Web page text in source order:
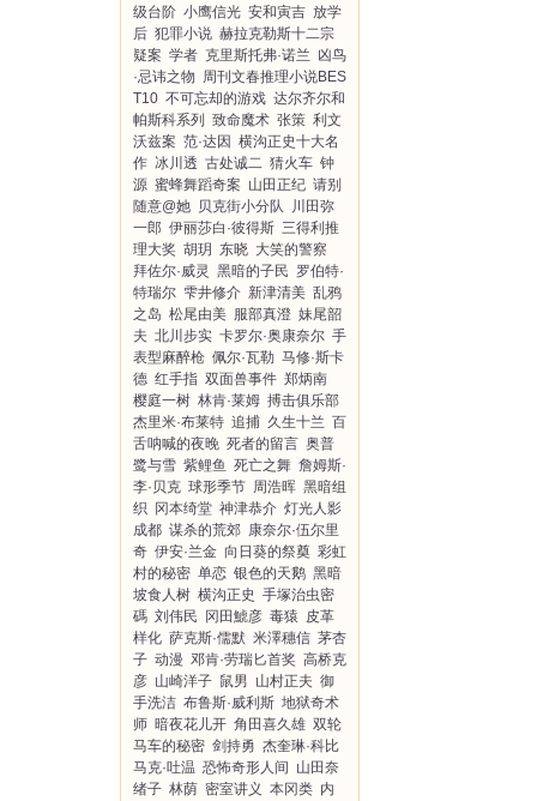
级台阶 小鹰信光 安和寅吉 放学
后 犯罪小说 赫拉克勒斯十二宗
疑案 学者 克里斯托弗·诺兰 凶鸟
·忌讳之物 周刊文春推理小说BES
T10 不可忘却的游戏 达尔齐尔和
帕斯科系列
致命魔术 张策 利文
沃兹案 范·达因 横沟正史十大名
作 冰川透 古处诚二 猜火车 钟
源 蜜蜂舞蹈奇案 山田正纪 请别
随意@她 贝克街小分队
川田弥
一郎 伊丽莎白·彼得斯 三得利推
理大奖 胡玥 东晓 大笑的警察
拜佐尔·威灵 黑暗的子民 罗伯特·
特瑞尔 雫井修介 新津清美 乱鸦
之岛 松尾由美 服部真澄 妹尾韶
夫 北川步实 卡罗尔·奥康奈尔 手
表型麻醉枪 佩尔·瓦勒 马修·斯卡
德 红手指 双面兽事件 郑炳南
樱庭一树 林肯·莱姆 搏击俱乐部
杰里米·布莱特 追捕 久生十兰 百
舌呐喊的夜晚 死者的留言 奥普
鹭与雪 紫鲤鱼 死亡之舞 詹姆斯·
李·贝克 球形季节 周浩晖 黑暗组
织
冈本绮堂 神津恭介 灯光人影
成都 谋杀的荒郊 康奈尔·伍尔里
奇 伊安·兰金 向日葵的祭奠 彩虹
村的秘密 单恋 银色的天鹅 黑暗
坡食人树 横沟正史 手塚治虫密
碼 刘伟民 冈田鯱彦 毒猿 皮革
样化 萨克斯·儒默 米澤穗信 茅杏
子 动漫 邓肯·劳瑞匕首奖 高桥克
彦 山崎洋子 鼠男 山村正夫 御
手洗洁 布鲁斯·威利斯 地狱奇术
师 暗夜花儿开 角田喜久雄 双轮
马车的秘密 剑持勇 杰奎琳·科比
马克·吐温 恐怖奇形人间
山田奈
绪子 林荫 密室讲义 本冈类 内